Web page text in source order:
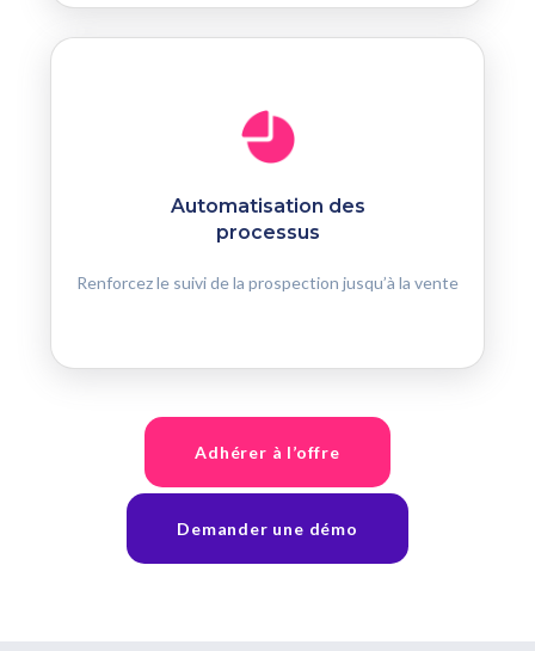
Automatisation des
processus
Renforcez le suivi de la prospection jusqu’à la vente
Adhérer à l’offre
Demander une démo